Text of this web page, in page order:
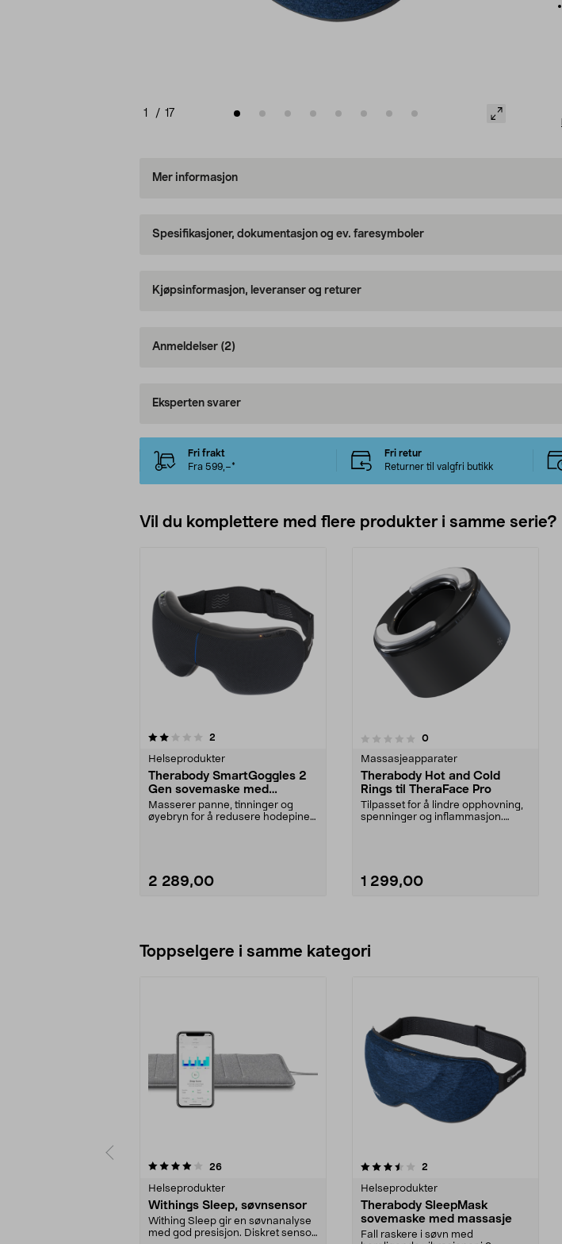
1 / 17
Mer informasjon
Spesifikasjoner, dokumentasjon og ev. faresymboler
Kjøpsinformasjon, leveranser og returer
Anmeldelser (2)
Eksperten svarer
Fri frakt
Fra 599,–*
Fri retur
Returner til valgfri butikk
Vil du komplettere med flere produkter i samme serie?
2
Helseprodukter
Therabody SmartGoggles 2
Gen sovemaske med
massasje
Masserer panne, tinninger og
øyebryn for å redusere hodepine
2 289,00
0.0 av 5 stjerner 0anmeldelser
Massasjeapparater
Therabody Hot and Cold
Rings til TheraFace Pro
Tilpasset for å lindre opphovning,
spenninger og inflammasjon.
1 299,00
Toppselgere i samme kategori
26anmeldelser
Helseprodukter
Withings Sleep, søvnsensor
Withing Sleep gir en søvnanalyse
med god presisjon. Diskret sensor
3.5 av 5 stjerner 2
Helseprodukter
Therabody SleepMask
sovemaske med massasje
Fall raskere i søvn med
2.0 av 5 stjerner